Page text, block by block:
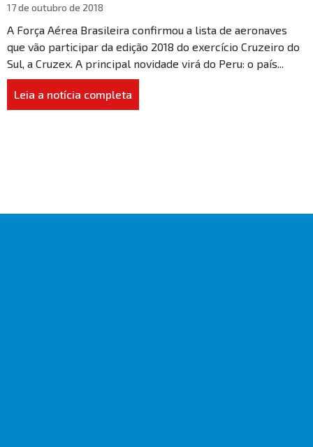
17 de outubro de 2018
A Força Aérea Brasileira confirmou a lista de aeronaves
que vão participar da edição 2018 do exercício Cruzeiro do
Sul, a Cruzex. A principal novidade virá do Peru: o país...
Leia a notícia completa